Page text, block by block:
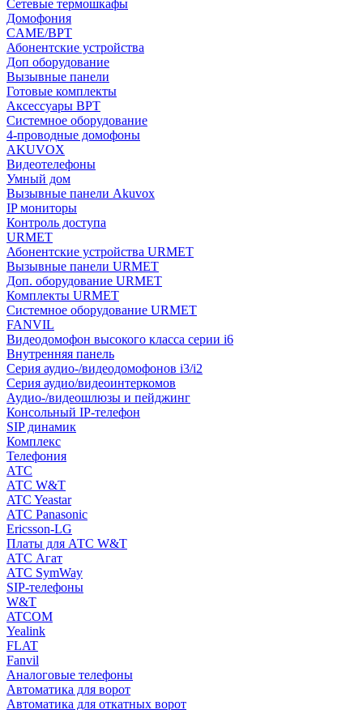
Сетевые термошкафы
Домофония
CAME/BPT
Абонентские устройства
Доп оборудование
Вызывные панели
Готовые комплекты
Аксессуары BPT
Системное оборудование
4-проводные домофоны
AKUVOX
Видеотелефоны
Умный дом
Вызывные панели Akuvox
IP мониторы
Контроль доступа
URMET
Абонентские устройства URMET
Вызывные панели URMET
Доп. оборудование URMET
Комплекты URMET
Системное оборудование URMET
FANVIL
Видеодомофон высокого класса серии i6
Внутренняя панель
Серия аудио-/видеодомофонов i3/i2
Серия аудио/видеоинтеркомов
Аудио-/видеошлюзы и пейджинг
Консольный IP-телефон
SIP динамик
Комплекс
Телефония
АТС
АТС W&T
ATC Yeastar
АТС Panasonic
Ericsson-LG
Платы для АТС W&T
АТС Агат
АТС SymWay
SIP-телефоны
W&T
ATCOM
Yealink
FLAT
Fanvil
Аналоговые телефоны
Автоматика для ворот
Автоматика для откатных ворот